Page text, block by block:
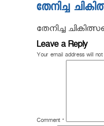
തേനിച്ച
തേനിച്ച
Leave a Reply
Your email address will not
Comment *